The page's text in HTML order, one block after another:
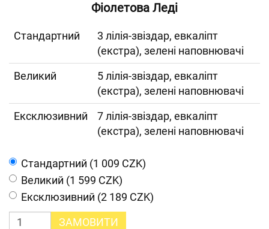
Фіолетова Леді
Cтандартний
3 лілія-звіздар, евкаліпт
(екстра), зелені наповнювачі
Великий
5 лілія-звіздар, евкаліпт
(екстра), зелені наповнювачі
Ексклюзивний
7 лілія-звіздар, евкаліпт
(екстра), зелені наповнювачі
Cтандартний (1 009 CZK)
Великий (1 599 CZK)
Ексклюзивний (2 189 CZK)
ЗАМОВИТИ